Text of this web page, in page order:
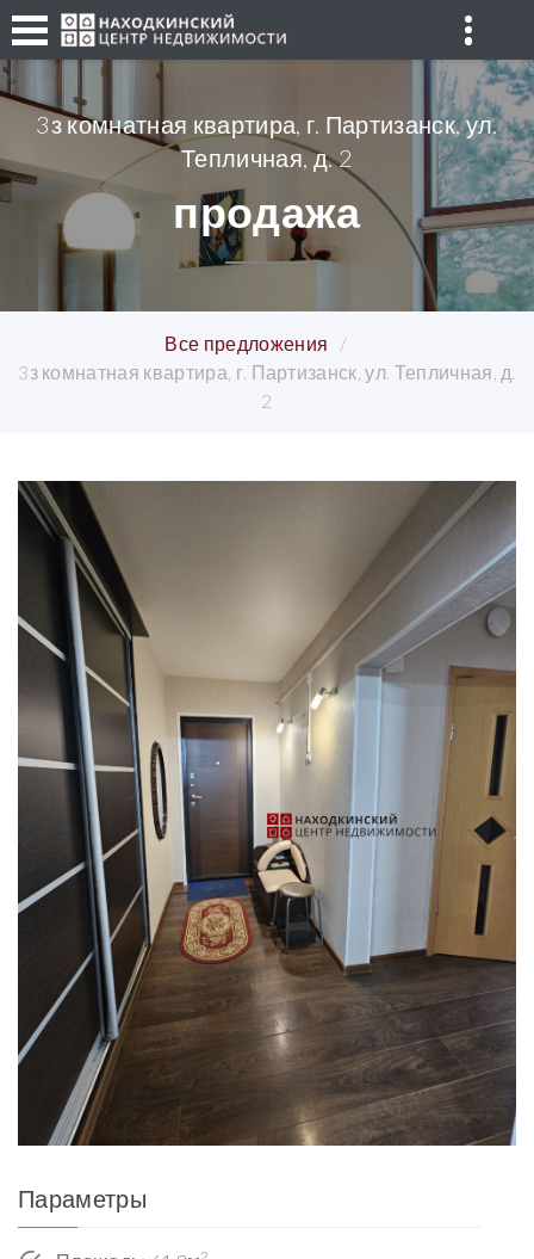
3з комнатная квартира, г. Партизанск, ул.
Тепличная, д. 2
продажа
Все предложения
3з комнатная квартира, г. Партизанск, ул. Тепличная, д.
2
Параметры